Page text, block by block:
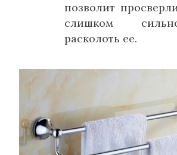
позволит
слишком
расколоть ее.